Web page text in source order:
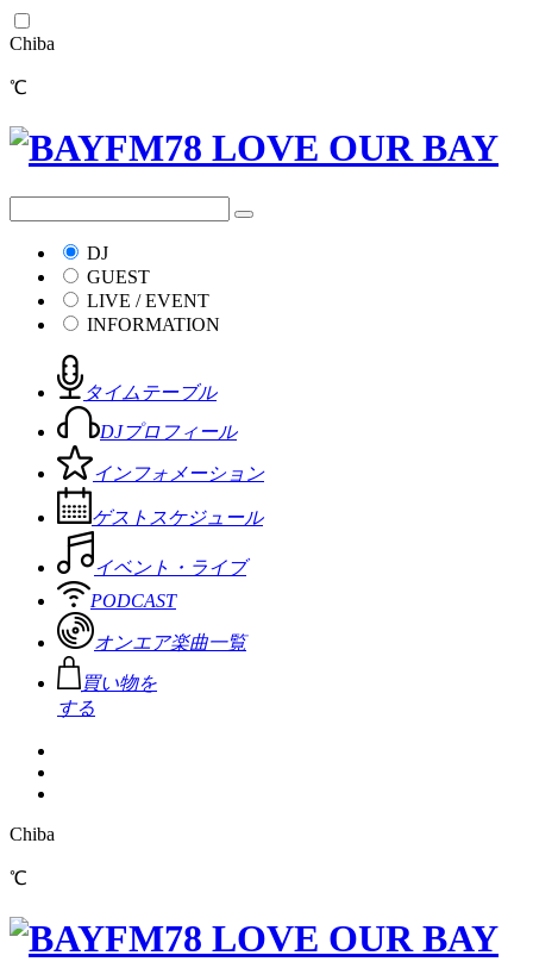
Chiba
℃
DJ
GUEST
LIVE / EVENT
INFORMATION
タイムテーブル
DJプロフィール
インフォメーション
ゲストスケジュール
イベント・ライブ
PODCAST
オンエア楽曲一覧
買い物を
する
Chiba
℃